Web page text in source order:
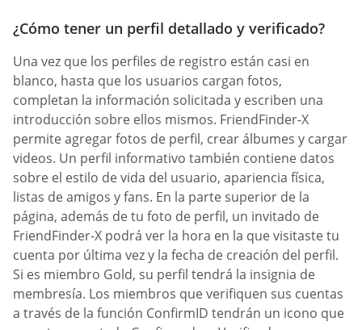
¿Cómo tener un perfil detallado y verificado?
Una vez que los perfiles de registro están casi en
blanco, hasta que los usuarios cargan fotos,
completan la información solicitada y escriben una
introducción sobre ellos mismos. FriendFinder-X
permite agregar fotos de perfil, crear álbumes y cargar
videos. Un perfil informativo también contiene datos
sobre el estilo de vida del usuario, apariencia física,
listas de amigos y fans. En la parte superior de la
página, además de tu foto de perfil, un invitado de
FriendFinder-X podrá ver la hora en la que visitaste tu
cuenta por última vez y la fecha de creación del perfil.
Si es miembro Gold, su perfil tendrá la insignia de
membresía. Los miembros que verifiquen sus cuentas
a través de la función ConfirmID tendrán un icono que